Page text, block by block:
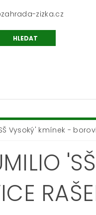
zizka.cz
Vysoký' kmínek -